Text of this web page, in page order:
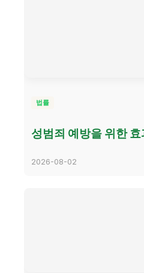
법률
성범죄 예방을 위한
2026-08-02